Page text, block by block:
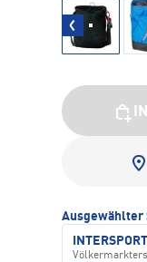
Ausgewählter